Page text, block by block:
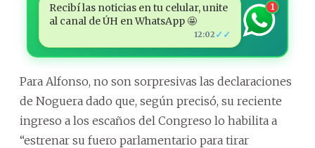
Recibí las noticias en tu celular, unite
al canal de ÚH en WhatsApp 🤩
12:02 ✓✓
1
Para Alfonso, no son sorpresivas las declaraciones
de Noguera dado que, según precisó, su reciente
ingreso a los escaños del Congreso lo habilita a
“estrenar su fuero parlamentario para tirar